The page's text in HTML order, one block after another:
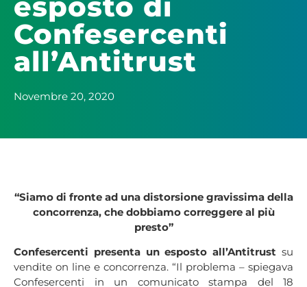
Confesercenti
all’Antitrust
Novembre 20, 2020
“Siamo di fronte ad una distorsione gravissima della
concorrenza, che dobbiamo correggere al più
presto”
Confesercenti presenta un esposto all’Antitrust su
vendite on line e concorrenza. “Il problema – spiegava
Confesercenti in un comunicato stampa del 18